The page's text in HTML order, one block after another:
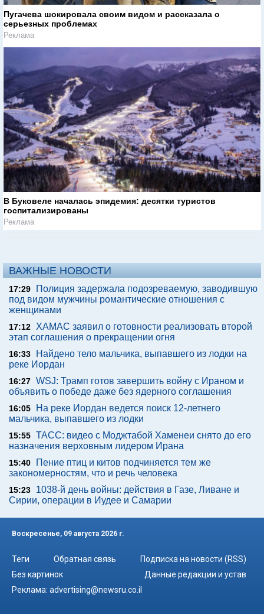
Пугачева шокировала своим видом и рассказала о
серьезных проблемах
Реклама
В Буковеле началась эпидемия: десятки туристов
госпитализированы
Реклама
ВАЖНЫЕ НОВОСТИ
17:29
Полиция задержала подозреваемую, заводившую
под видом мужчины романтические отношения с
женщинами
17:12 ХАМАС заявил о готовности реализовать второй
этап соглашения о прекращении огня
16:33
Найдено тело мальчика, выпавшего из лодки на
реке Иордан
16:27 WSJ: Трамп готов завершить войну с Ираном и
объявить о победе даже без ядерного соглашения
16:05
На реке Иордан ведется поиск 12-летнего
мальчика, выпавшего из лодки
15:55 ТАСС: видео с Моджтабой Хаменеи снято до его
назначения верховным лидером Ирана
15:40
Пение птиц и китов подчиняется тем же
закономерностям, что и речь человека
15:23
1038-й день войны: действия в Газе, Ливане и
Сирии, операции в Иудее и Самарии
Воскресенье, 09 августа 2026 г.
Теги Обратная связь
Подписка на новости (RSS)
Без картинок
Данные редакции и устав
Реклама: advertising@newsru.co.il